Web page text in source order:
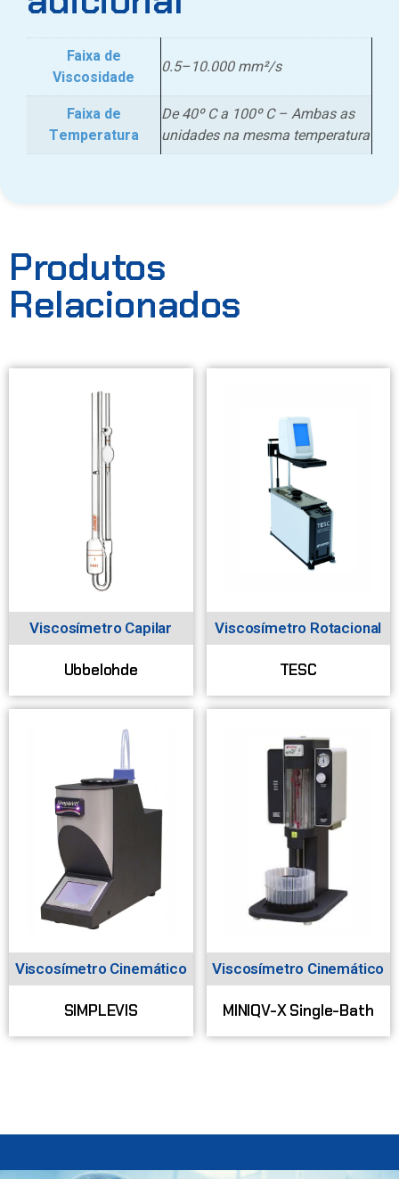
Faixa de
Viscosidade
0.5–10.000 mm²/s
Faixa de
Temperatura
De 40º C a 100º C – Ambas as
unidades na mesma temperatura
Produtos
Relacionados
Viscosímetro Capilar
Ubbelohde
Viscosímetro Rotacional
TESC
Viscosímetro Cinemático
SIMPLEVIS
Viscosímetro Cinemático
MINIQV-X Single-Bath